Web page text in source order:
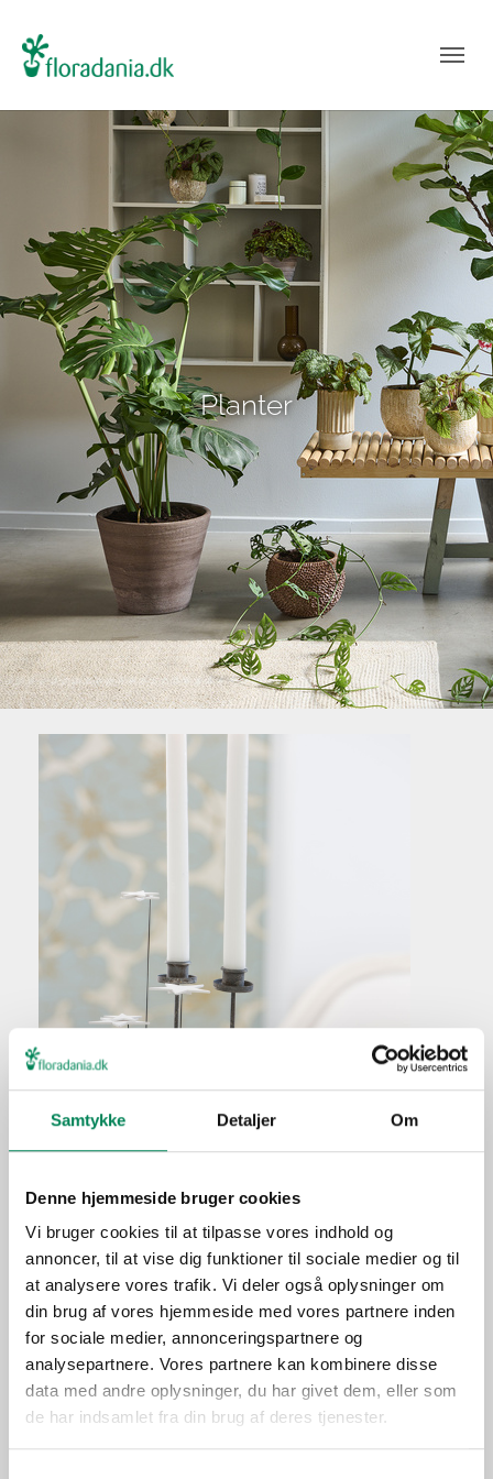
Samtykke Detaljer Om
Denne hjemmeside bruger cookies
Vi bruger cookies til at tilpasse vores indhold og
annoncer, til at vise dig funktioner til sociale medier og til
at analysere vores trafik. Vi deler også oplysninger om
din brug af vores hjemmeside med vores partnere inden
for sociale medier, annonceringspartnere og
analysepartnere. Vores partnere kan kombinere disse
data med andre oplysninger, du har givet dem, eller som
de har indsamlet fra din brug af deres tjenester.
Planter
Haworthia fasciata
Navn
fasciata
Populærnavn
Vanding
Lad pottejorden tørre let ud
mellem vandingerne.
Gødning
Ca. hver fjerde vanding i
vækstperioden.
Placering
Inde